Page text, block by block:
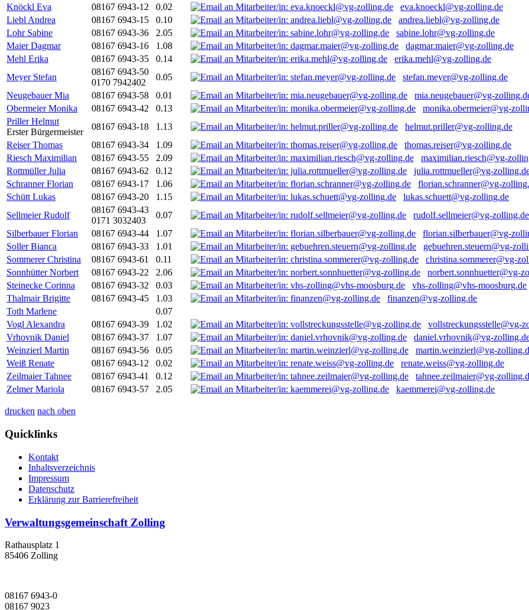
Knöckl Eva
08167 6943-12 0.02
eva.knoeckl@vg-zolling.de
Liebl Andrea
08167 6943-15 0.10
andrea.liebl@vg-zolling.de
Lohr Sabine
08167 6943-36 2.05
sabine.lohr@vg-zolling.de
Maier Dagmar
08167 6943-16 1.08
dagmar.maier@vg-zolling.de
Mehl Erika
08167 6943-35 0.14
erika.mehl@vg-zolling.de
Meyer Stefan
08167 6943-50
0170 7942402
0.05
stefan.meyer@vg-zolling.de
Neugebauer Mia
08167 6943-58 0.01
mia.neugebauer@vg-
Obermeier Monika
08167 6943-42 0.13
monika.obermeier@vg-
Priller Helmut
Erster Bürgermeister
08167 6943-18 1.13
helmut.priller@vg-zolling.de
Reiser Thomas
08167 6943-34 1.09
thomas.reiser@vg-zolling.de
Riesch Maximilian
08167 6943-55 2.09
maximilian.riesch@vg-
Rottmüller Julia
08167 6943-62 0.12
julia.rottmueller@vg-
Schranner Florian
08167 6943-17 1.06
florian.schranner@vg-
Schütt Lukas
08167 6943-20 1.15
lukas.schuett@vg-zolling.de
Sellmeier Rudolf
08167 6943-43
0171 3032403
0.07
rudolf.sellmeier@vg-zolling.de
Silberbauer Florian
08167 6943-44 1.07
florian.silberbauer@vg-
Soller Bianca
08167 6943-33 1.01
gebuehren.steuern@vg-
Sommerer Christina
08167 6943-61 0.11
christina.sommerer@vg-
Sonnhütter Norbert
08167 6943-22 2.06
norbert.sonnhuetter@vg-
Steinecke Corinna
08167 6943-32 0.03
vhs-zolling@vhs-moosburg.de
Thalmair Brigitte
08167 6943-45 1.03
finanzen@vg-zolling.de
Toth Marlene
0.07
Vogl Alexandra
08167 6943-39 1.02
vollstreckungsstelle@vg-
Vrhovnik Daniel
08167 6943-37 1.07
daniel.vrhovnik@vg-
Weinzierl Martin
08167 6943-56 0.05
martin.weinzierl@vg-
Weiß Renate
08167 6943-12 0.02
renate.weiss@vg-zolling.de
Zeilmaier Tahnee
08167 6943-41 0.12
tahnee.zeilmaier@vg-
Zelmer Mariola
08167 6943-57 2.05 kaemmerei@vg-zolling.de
drucken nach oben
Quicklinks
Kontakt
Inhaltsverzeichnis
Impressum
Datenschutz
Erklärung zur Barrierefreiheit
Verwaltungsgemeinschaft Zolling
Rathausplatz 1
85406 Zolling
08167 6943-0
08167 9023